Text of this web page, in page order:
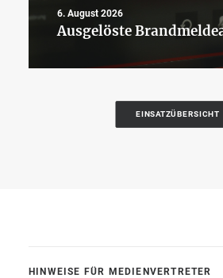
6. August 2026
Ausgelöste
EINSATZÜBERSICHT
HINWEISE FÜR MEDIENVERTRETER